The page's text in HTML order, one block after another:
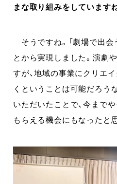
まな取り組みをしていますね
そうですね。「劇場で出会
とから実現しました。演劇
すが、地域の事業にクリエ
くということは可能だろう
いただいたことで、今まで
もらえる機会にもなったと